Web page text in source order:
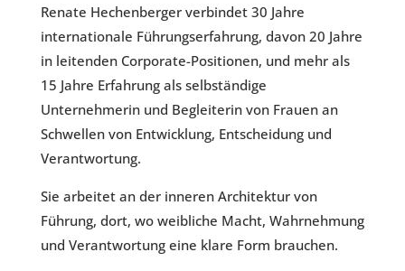
Renate Hechenberger verbindet 30 Jahre
internationale Führungserfahrung, davon 20 Jahre
in leitenden Corporate-Positionen, und mehr als
15 Jahre Erfahrung als selbständige
Unternehmerin und Begleiterin von Frauen an
Schwellen von Entwicklung, Entscheidung und
Verantwortung.
Sie arbeitet an der inneren Architektur von
Führung, dort, wo weibliche Macht, Wahrnehmung
und Verantwortung eine klare Form brauchen.